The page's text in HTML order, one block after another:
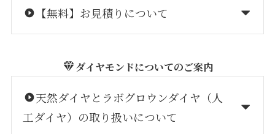
【無料】お見積りについて
ダイヤモンドについてのご案内
天然ダイヤとラボグロウンダイヤ（人
工ダイヤ）の取り扱いについて